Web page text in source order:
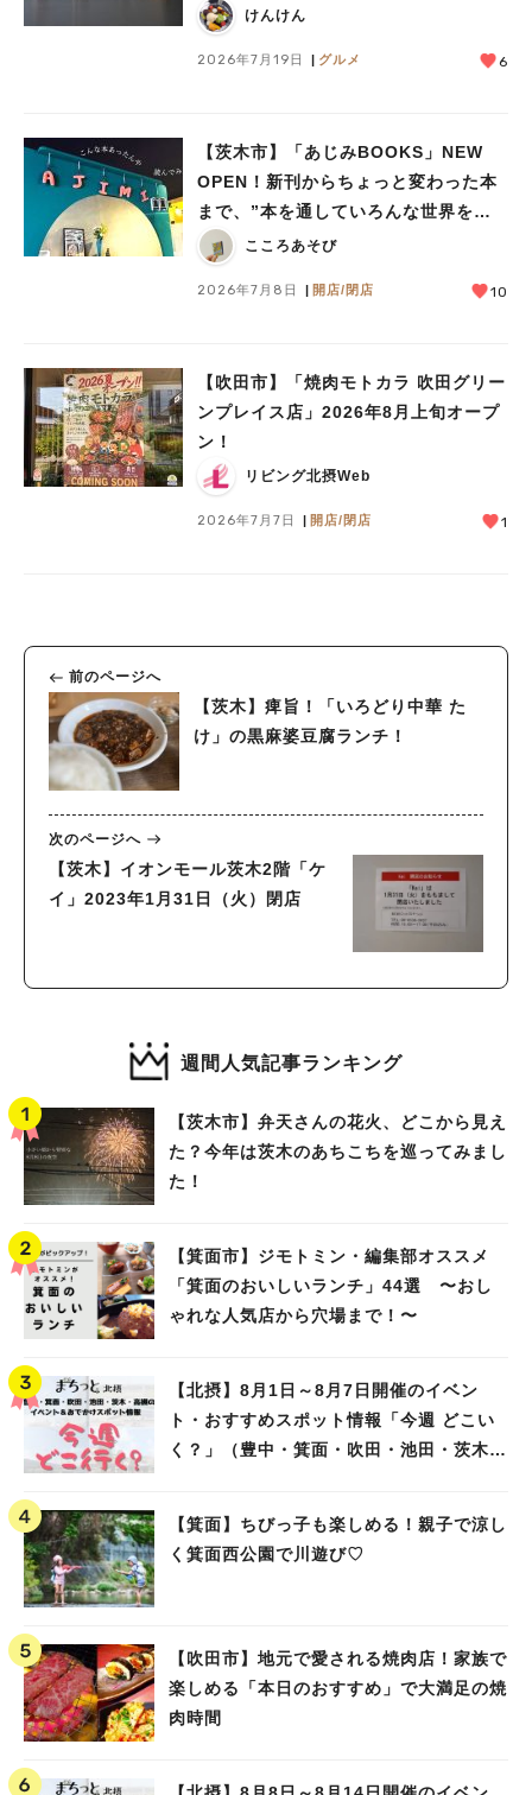
えたい/教えて）
けんけん
2026年7月19日 グルメ 6
【茨木市】「あじみBOOKS」NEW
OPEN！新刊からちょっと変わった本
まで、”本を通していろんな世界をあ
じみする” 本屋さん
こころあそび
2026年7月8日 開店/閉店 10
【吹田市】「焼肉モトカラ 吹田グリー
ンプレイス店」2026年8月上旬オープ
ン！
リビング北摂Web
2026年7月7日 開店/閉店 1
前のページへ
【茨木】痺旨！「いろどり中華 た
け」の黒麻婆豆腐ランチ！
次のページへ
【茨木】イオンモール茨木2階「ケ
イ」2023年1月31日（火）閉店
週間人気記事ランキング
【茨木市】弁天さんの花火、どこから見え
た？今年は茨木のあちこちを巡ってみまし
た！
【箕面市】ジモトミン・編集部オススメ
「箕面のおいしいランチ」44選 〜おし
ゃれな人気店から穴場まで！〜
【北摂】8月1日～8月7日開催のイベン
ト・おすすめスポット情報「今週 どこい
く？」（豊中・箕面・吹田・池田・茨木・
【箕面】ちびっ子も楽しめる！親子で涼し
く箕面西公園で川遊び♡
【吹田市】地元で愛される焼肉店！家族で
楽しめる「本日のおすすめ」で大満足の焼
肉時間